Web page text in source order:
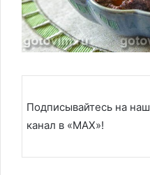
Подписывайтесь на наш
канал в «MAX»!